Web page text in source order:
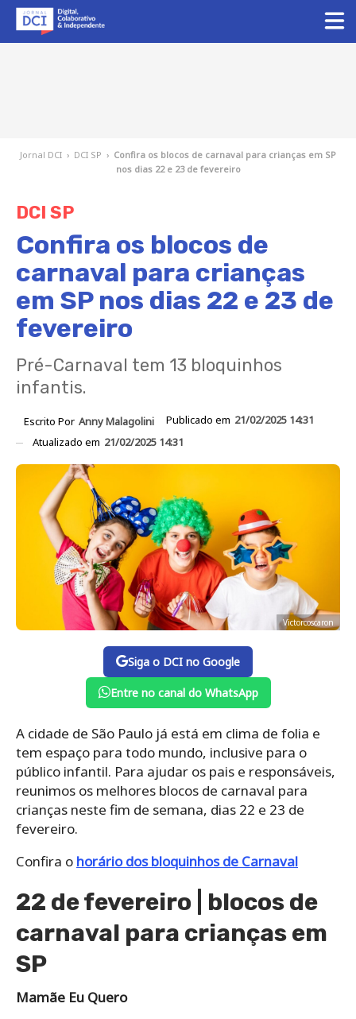
Jornal DCI › DCI SP › Confira os blocos de carnaval para crianças em SP
nos dias 22 e 23 de fevereiro
DCI SP
Confira os blocos de
carnaval para crianças
em SP nos dias 22 e 23 de
fevereiro
Pré-Carnaval tem 13 bloquinhos
infantis.
Escrito Por Anny Malagolini Publicado em 21/02/2025 14:31
Atualizado em 21/02/2025 14:31
Victorcoscaron
Siga o DCI no Google
Entre no canal do WhatsApp
A cidade de São Paulo já está em clima de folia e
tem espaço para todo mundo, inclusive para o
público infantil. Para ajudar os pais e responsáveis,
reunimos os melhores blocos de carnaval para
crianças neste fim de semana, dias 22 e 23 de
fevereiro.
Confira o horário dos bloquinhos de Carnaval
22 de fevereiro | blocos de
carnaval para crianças em
SP
Mamãe Eu Quero